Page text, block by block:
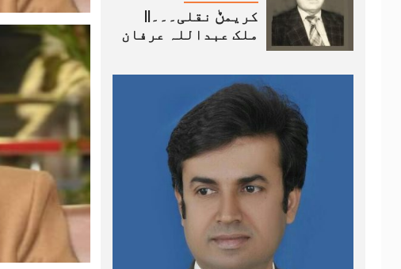
کریمݨ نقلی۔۔۔||
ملک عبداللہ عرفان